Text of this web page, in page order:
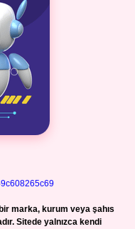
marka, kurum veya şahıs
Sitede yalnızca kendi